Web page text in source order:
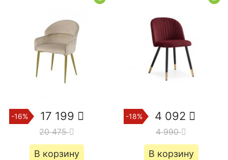
-16% 17 199
20 475
В корзину
-18% 4 092
4 990
В корзину